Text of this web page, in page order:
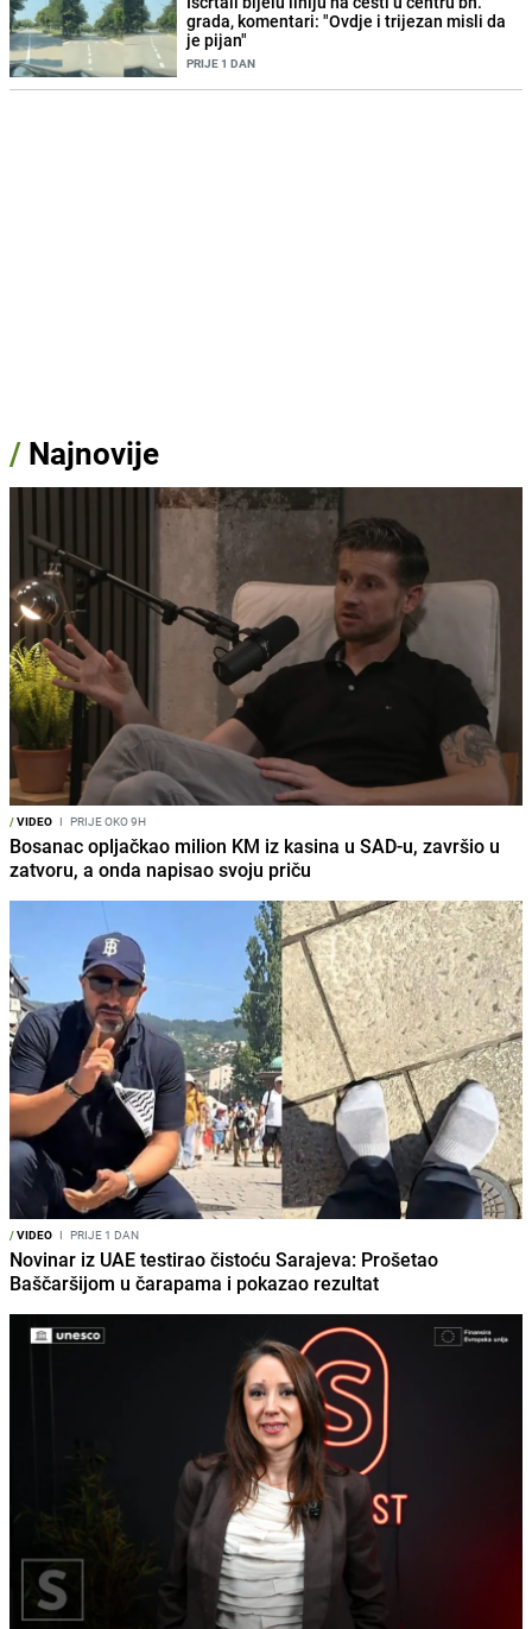
grada, komentari: "Ovdje i trijezan misli da
je pijan"
PRIJE 1 DAN
/ Najnovije
/VIDEO I PRIJE OKO 9H
Bosanac opljačkao milion KM iz kasina u SAD-u, završio u
zatvoru, a onda napisao svoju priču
/VIDEO I PRIJE 1 DAN
Novinar iz UAE testirao čistoću Sarajeva: Prošetao
Baščaršijom u čarapama i pokazao rezultat